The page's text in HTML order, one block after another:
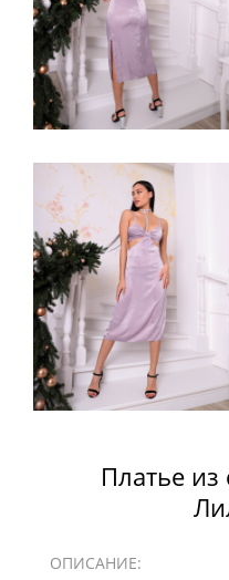
Платье из
ОПИСАНИЕ: